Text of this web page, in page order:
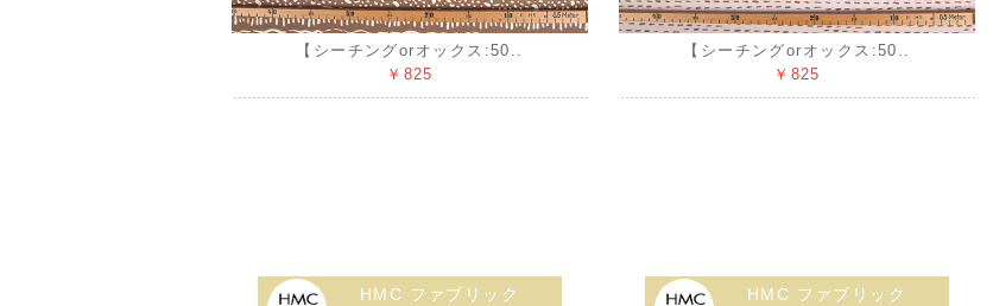
【シーチングorオックス:50..
￥825
【シーチングorオックス:50..
￥825
HMC ファブリック HMC ファブリック